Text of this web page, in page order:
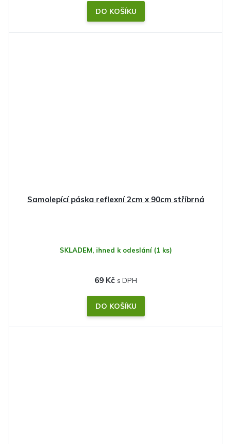
DO KOŠÍKU
Samolepící páska reflexní 2cm x 90cm stříbrná
SKLADEM, ihned k odeslání (1 ks)
69 Kč
DO KOŠÍKU